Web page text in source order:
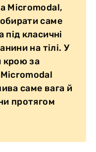
Micromodal,
саме
класичні
на тілі. У
крою за
саме вага й
протягом